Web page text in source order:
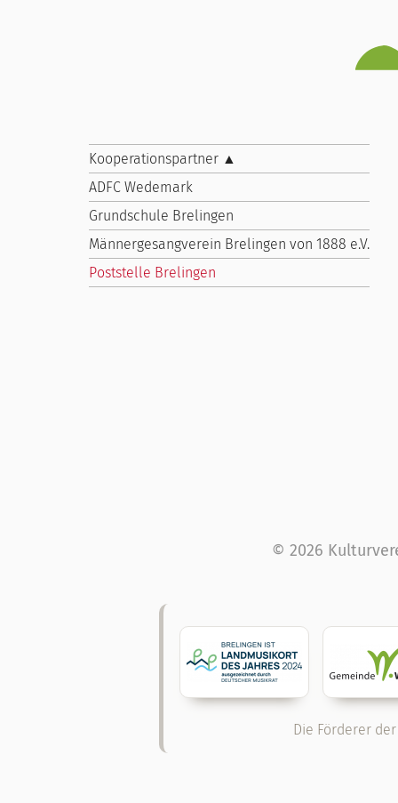
Kooperationspartner ▲
ADFC Wedemark
Grundschule Brelingen
Männergesangverein Brelingen von 1888 e.V.
Poststelle Brelingen
© 2026
Die Förderer